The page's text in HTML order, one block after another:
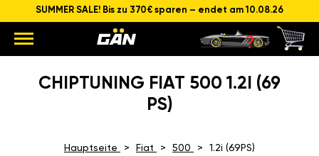
SUMMER SALE! Bis zu 370€ sparen – endet am 10.08.26
CHIPTUNING FIAT 500 1.2I (69
PS)
Hauptseite Fiat 500 1.2i (69PS)